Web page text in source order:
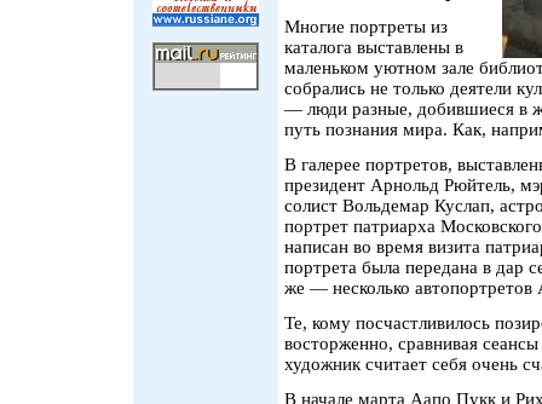
Многие портреты из
каталога выставлены в
маленьком уютном зале
собрались не только деятели
— люди разные, добившиеся в
путь познания мира. Как,
В галерее портретов,
президент Арнольд Рюйтель,
солист Вольдемар Куслап,
портрет патриарха
написан во время визита
портрета была передана в дар
же — несколько
Те, кому посчастливилось
восторженно, сравнивая
художник считает себя очень
В начале марта Аапо Пукк и